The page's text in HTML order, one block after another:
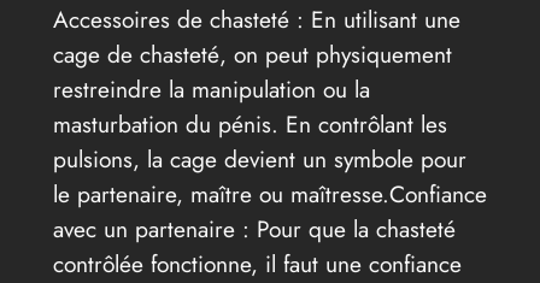
Accessoires de chasteté : En utilisant une
cage de chasteté, on peut physiquement
restreindre la manipulation ou la
masturbation du pénis. En contrôlant les
pulsions, la cage devient un symbole pour
le partenaire, maître ou maîtresse.Confiance
avec un partenaire : Pour que la chasteté
contrôlée fonctionne, il faut une confiance